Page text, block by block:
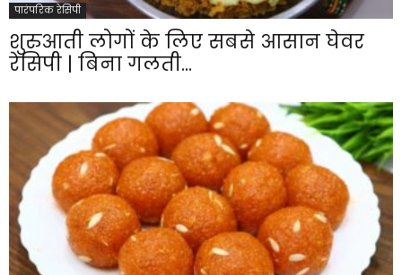
पारंपरिक रेसिपी
शुरुआती लोगों के लिए सबसे आसान घेवर
रेसिपी | बिना गलती...